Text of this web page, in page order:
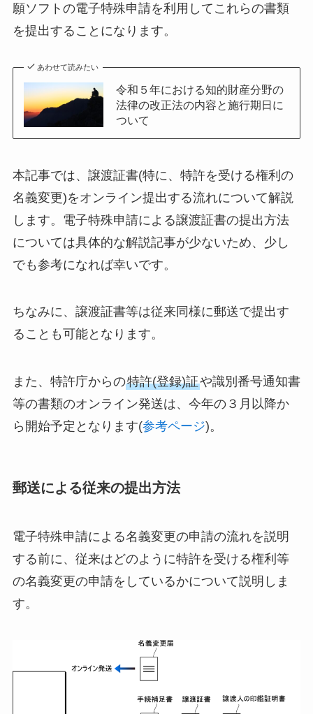
願ソフトの電子特殊申請を利用してこれらの書類
を提出することになります。
あわせて読みたい
令和５年における知的財産分野の
法律の改正法の内容と施行期日に
ついて
本記事では、譲渡証書(特に、特許を受ける権利の
名義変更)をオンライン提出する流れについて解説
します。電子特殊申請による譲渡証書の提出方法
については具体的な解説記事が少ないため、少し
でも参考になれば幸いです。
ちなみに、譲渡証書等は従来同様に郵送で提出す
ることも可能となります。
また、特許庁からの特許(登録)証や識別番号通知書
等の書類のオンライン発送は、今年の３月以降か
ら開始予定となります(参考ページ)。
郵送による従来の提出方法
電子特殊申請による名義変更の申請の流れを説明
する前に、従来はどのように特許を受ける権利等
の名義変更の申請をしているかについて説明しま
す。